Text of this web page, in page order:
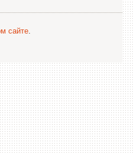
сайте.